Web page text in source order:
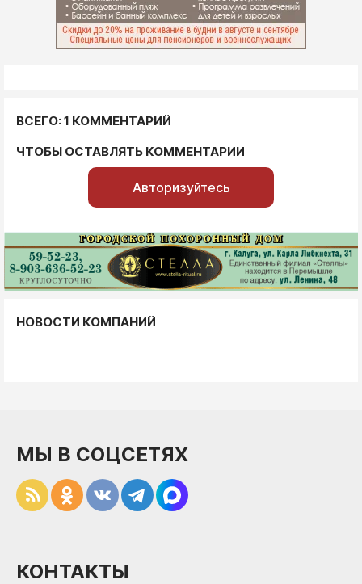
ВСЕГО: 1 КОММЕНТАРИЙ
ЧТОБЫ ОСТАВЛЯТЬ КОММЕНТАРИИ
Авторизуйтесь
НОВОСТИ КОМПАНИЙ
МЫ В СОЦСЕТЯХ
КОНТАКТЫ